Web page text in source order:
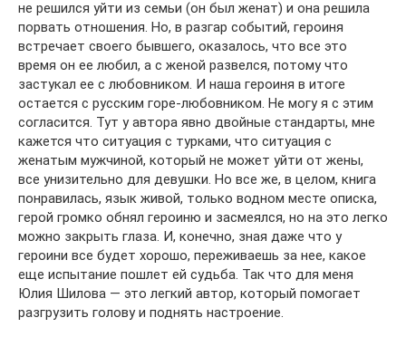
не решился уйти из семьи (он был женат) и она решила
порвать отношения. Но, в разгар событий, героиня
встречает своего бывшего, оказалось, что все это
время он ее любил, а с женой развелся, потому что
застукал ее с любовником. И наша героиня в итоге
остается с русским горе-любовником. Не могу я с этим
согласится. Тут у автора явно двойные стандарты, мне
кажется что ситуация с турками, что ситуация с
женатым мужчиной, который не может уйти от жены,
все унизительно для девушки. Но все же, в целом, книга
понравилась, язык живой, только водном месте описка,
герой громко обнял героиню и засмеялся, но на это легко
можно закрыть глаза. И, конечно, зная даже что у
героини все будет хорошо, переживаешь за нее, какое
еще испытание пошлет ей судьба. Так что для меня
Юлия Шилова — это легкий автор, который помогает
разгрузить голову и поднять настроение.